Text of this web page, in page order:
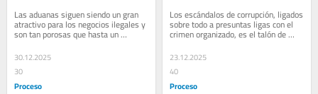
Las aduanas siguen siendo un gran
atractivo para los negocios ilegales y
son tan porosas que hasta un
elefante o jirafas pueden pasar sin
problema...
30.12.2025
30
Proceso
Los escándalos de corrupción, ligados
sobre todo a presuntas ligas con el
crimen organizado, es el talón de
Aquiles de Morena, como lo fue para
el...
23.12.2025
40
Proceso